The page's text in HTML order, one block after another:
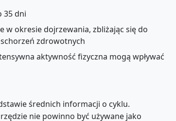
35 dni
w okresie dojrzewania, zbliżając się do
zdrowotnych
aktywność fizyczna mogą wpływać
średnich informacji o cyklu.
nie powinno być używane jako